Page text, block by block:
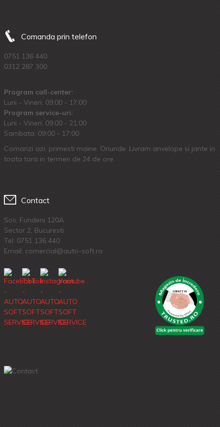
Comanda prin telefon
0751 136 440
0312 287 300
Program call-center:
Luni - Vineri: 09:00 - 17:00
Program service-uri:
Luni - Vineri: 09.00 - 21:00
Sambata: 09:00 - 17:00
Comanzi azi, primesti maine. Oriunde. Livram anvelope si jante in
toata tara in termen de 24 de ore.
Contact
Sos. Fundeni 120A
Sector 2, Bucuresti
Tel: 0751 136 440
Email: comercial@auto-soft.ro